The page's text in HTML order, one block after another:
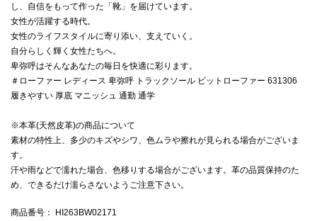
し、自信をもって作った「靴」を届けています。
女性が活躍する時代。
女性のライフスタイルに寄り添い、支えていく。
自分らしく輝く女性たちへ。
卑弥呼はそんなあなたの毎日を快適に彩ります。
＃ローファー レディース 卑弥呼 トラックソール ビットローファー 631306
履きやすい 厚底 マニッシュ 通勤 通学
※本革(天然皮革)の商品について
素材の特性上、多少のキズやシワ、色ムラや擦れが見られる場合がございま
す。
汗や雨などで濡れた場合、色移りする場合がございます。革の品質保持のた
め、できるだけ濡らさないようご注意下さい。
商品番号 ： HI263BW02171